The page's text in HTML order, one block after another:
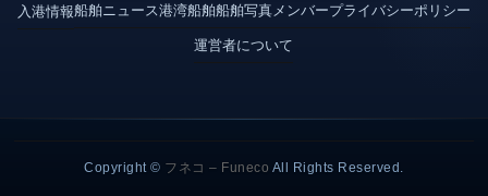
入港情報船舶ニュース港湾船舶船舶写真メンバープライバシーポリシー
運営者について
Copyright © フネコ – Funeco All Rights Reserved.